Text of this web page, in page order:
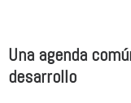
Una agenda
desarrollo